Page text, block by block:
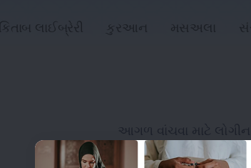
કિતાબ લાઈબ્રેરી કુરઆન મસઅલા
આગળ વાંચવા માટે લોગીન